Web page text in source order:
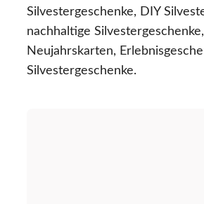
Silvestergeschenke, DIY
nachhaltige
Neujahrskarten,
Silvestergeschenke.